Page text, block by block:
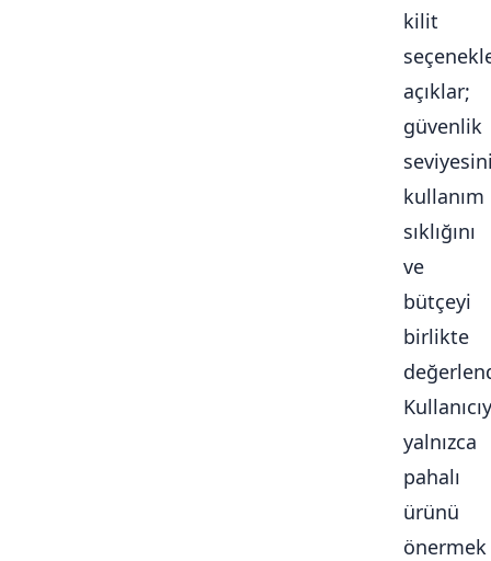
kilit
açıklar;
güvenlik
kullanım
sıklığını
ve
bütçeyi
birlikte
yalnızca
pahalı
ürünü
önermek